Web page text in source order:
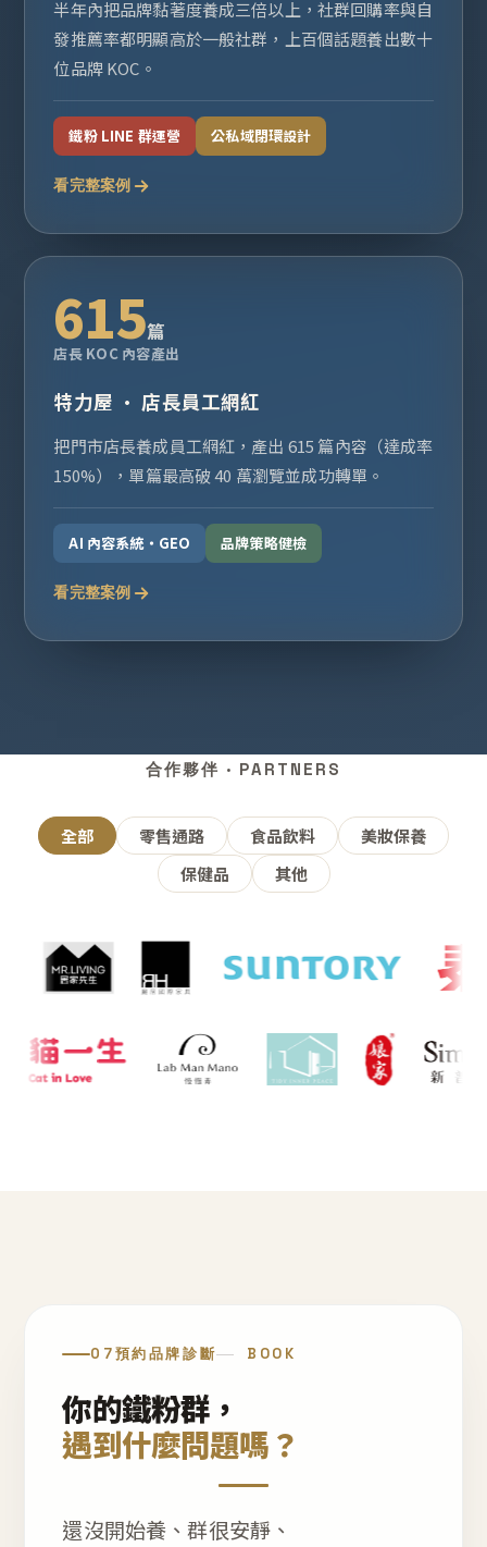
半年內把品牌黏著度養成三倍以上，社群回購率與自
發推薦率都明顯高於一般社群，上百個話題養出數十
位品牌 KOC。
鐵粉 LINE 群運營 公私域閉環設計
看完整案例
615篇
店長 KOC 內容產出
特力屋 · 店長員工網紅
把門市店長養成員工網紅，產出 615 篇內容（達成率
150%），單篇最高破 40 萬瀏覽並成功轉單。
AI 內容系統・GEO 品牌策略健檢
看完整案例
合作夥伴 · PARTNERS
全部 零售通路 食品飲料
美妝保養
保健品
其他
07預約品牌診斷 BOOK
你的鐵粉群，
遇到什麼問題嗎？
還沒開始養、群很安靜、